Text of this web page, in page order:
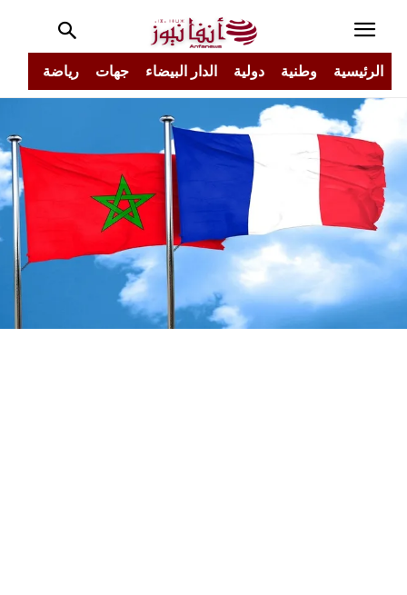
الرئيسية وطنية دولية الدار البيضاء جهات رياضة